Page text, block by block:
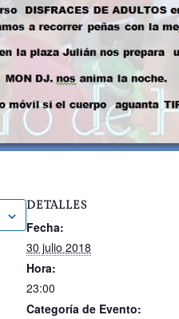
DETALLES
Fecha:
30 julio 2018
Hora:
23:00
Categoría de Evento: